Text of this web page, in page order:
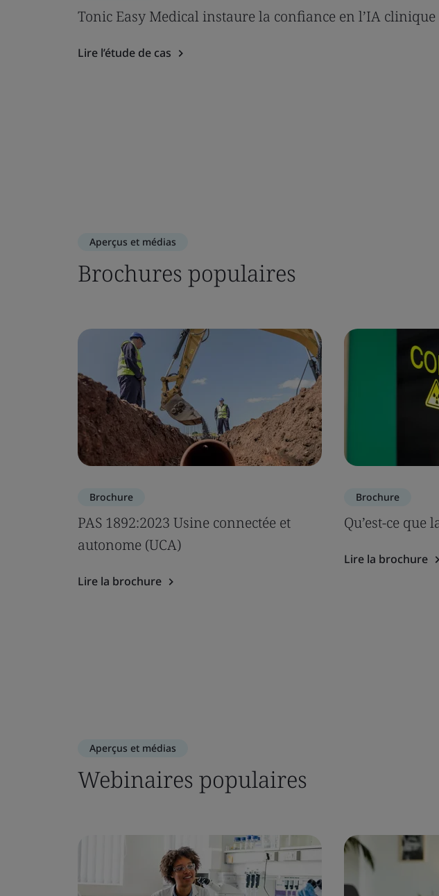
Tonic Easy Medical instaure la confiance en l’IA clinique
Lire l’étude de cas
Aperçus et médias
Brochures populaires
Brochure
PAS 1892:2023 Usine connectée et
autonome (UCA)
Lire la brochure
Brochure
Qu’est-ce que
Lire la brochure
Aperçus et médias
Webinaires populaires